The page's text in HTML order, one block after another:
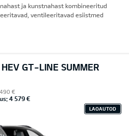
ja kunstnahast kombineeritud
ventileeritavad esiistmed
GT-LINE SUMMER
€
4 579 €
LAOAUTOD